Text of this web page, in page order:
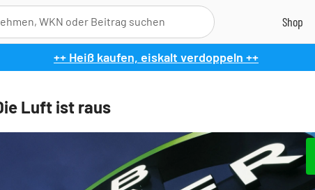
++ Heiß kaufen, eiskalt verdoppeln ++
Luft ist raus